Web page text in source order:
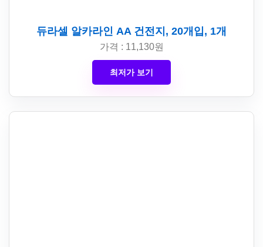
듀라셀 알카라인 AA 건전지, 20개입, 1개
가격 : 11,130원
최저가 보기